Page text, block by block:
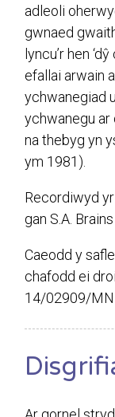
adleoli
gwnaed
lyncu’r hen
efallai arwain
ychwanegiad
ychwanegu
na thebyg yn
ym 1981).
Recordiwyd yr
gan S.A.
Caeodd y
chafodd ei
14/02909/